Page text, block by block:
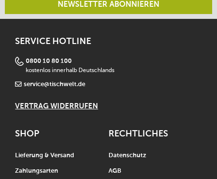
NEWSLETTER ABONNIEREN
SERVICE HOTLINE
0800 10 80 100
kostenlos innerhalb Deutschlands
service@tischwelt.de
VERTRAG WIDERRUFEN
SHOP
Lieferung & Versand
Zahlungsarten
RECHTLICHES
Datenschutz
AGB